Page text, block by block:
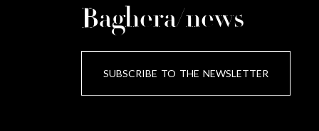
Baghera/news
SUBSCRIBE TO THE NEWSLETTER